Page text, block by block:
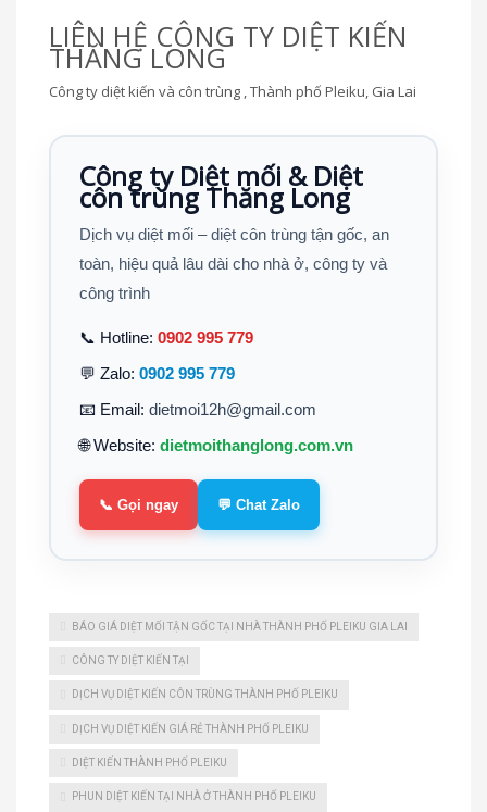
LIÊN HỆ CÔNG TY DIỆT KIẾN
THĂNG LONG
Công ty diệt kiến và côn trùng , Thành phố Pleiku, Gia Lai
Công ty Diệt mối & Diệt
côn trùng Thăng Long
Dịch vụ diệt mối – diệt côn trùng tận gốc, an
toàn, hiệu quả lâu dài cho nhà ở, công ty và
công trình
📞 Hotline: 0902 995 779
💬 Zalo: 0902 995 779
📧 Email: dietmoi12h@gmail.com
🌐 Website: dietmoithanglong.com.vn
📞 Gọi ngay 💬 Chat Zalo
BÁO GIÁ DIỆT MỐI TẬN GỐC TẠI NHÀ THÀNH PHỐ PLEIKU GIA LAI
CÔNG TY DIỆT KIẾN TẠI
DỊCH VỤ DIỆT KIẾN CÔN TRÙNG THÀNH PHỐ PLEIKU
DỊCH VỤ DIỆT KIẾN GIÁ RẺ THÀNH PHỐ PLEIKU
DIỆT KIẾN THÀNH PHỐ PLEIKU
PHUN DIỆT KIẾN TẠI NHÀ Ở THÀNH PHỐ PLEIKU